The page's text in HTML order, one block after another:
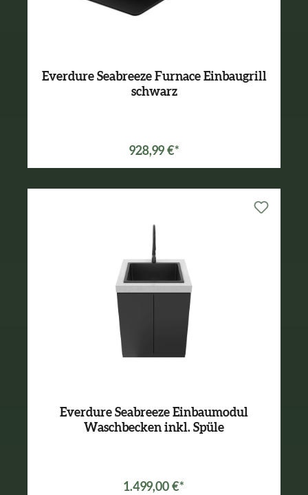
Everdure Seabreeze Furnace Einbaugrill
schwarz
928,99 €*
Everdure Seabreeze Einbaumodul
Waschbecken inkl. Spüle
1.499,00 €*